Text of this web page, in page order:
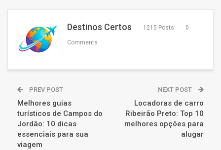
Destinos Certos 1215 Posts 0
Comments
PREV POST
Melhores guias
turísticos de Campos do
Jordão: 10 dicas
essenciais para sua
viagem
NEXT POST
Locadoras de carro
Ribeirão Preto: Top 10
melhores opções para
alugar